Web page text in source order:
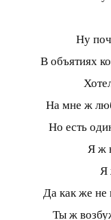
Ну
В объятиях
На мне ж
Но есть
Я ж
Я
Да как же не
Ты ж